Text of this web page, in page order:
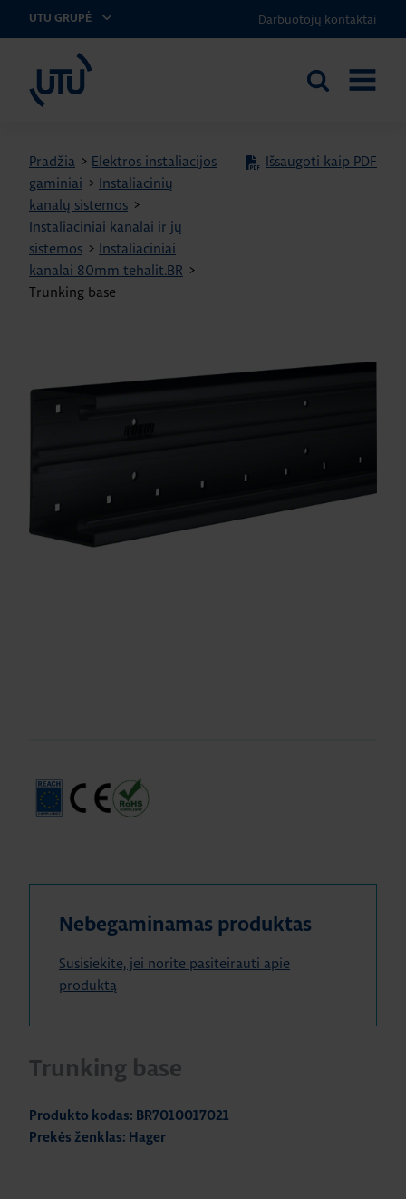
UTU GRUPĖ Darbuotojų kontaktai
UTU Lithuania
Ieškoti
Pradžia > Elektros instaliacijos
gaminiai > Instaliacinių
kanalų sistemos >
Instaliaciniai kanalai ir jų
sistemos > Instaliaciniai
kanalai 80mm tehalit.BR >
Trunking base
Išsaugoti kaip PDF
Nebegaminamas produktas
Susisiekite, jei norite pasiteirauti apie
produktą
Trunking base
Produkto kodas: BR7010017021
Prekės ženklas: Hager